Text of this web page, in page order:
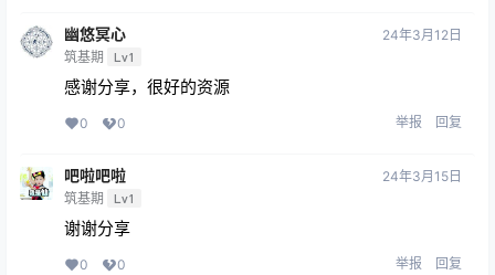
幽悠冥心
筑基期 Lv1
24年3月12日
感谢分享，很好的资源
0 0 举报 回复
吧啦吧啦
筑基期 Lv1
24年3月15日
谢谢分享
0 0 举报 回复